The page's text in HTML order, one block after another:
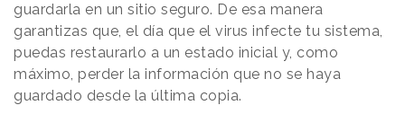
guardarla en un sitio seguro. De esa manera
garantizas que, el día que el virus infecte tu sistema,
puedas restaurarlo a un estado inicial y, como
máximo, perder la información que no se haya
guardado desde la última copia.